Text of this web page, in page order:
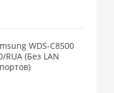
WDS-C8500
RUA (Без LAN